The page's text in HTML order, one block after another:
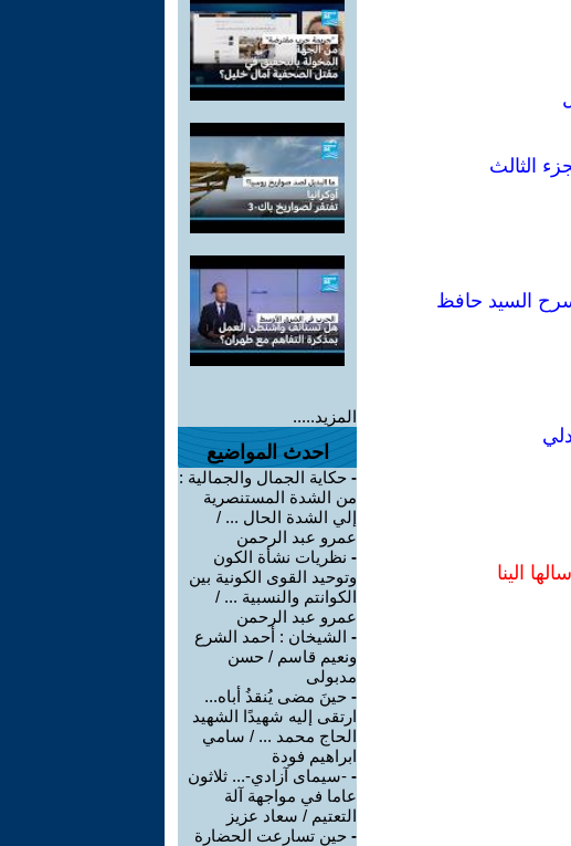
الثالث
السيد حافظ
الينا
المزيد.....
احدث المواضيع
- حكاية الجمال والجمالية :
من الشدة المستنصرية
إلي الشدة الحال ... /
عمرو عبد الرحمن
- نظريات نشأة الكون
وتوحيد القوى الكونية بين
الكوانتم والنسبية ... /
عمرو عبد الرحمن
- الشيخان : أحمد الشرع
ونعيم قاسم / حسن
مدبولى
- حينَ مضى يُنقذُ أباه...
ارتقى إليه شهيدًا الشهيد
الحاج محمد ... / سامي
ابراهيم فودة
- -سيمای آزادي-... ثلاثون
عاما في مواجهة آلة
التعتيم / سعاد عزيز
- حين تسارعت الحضارة